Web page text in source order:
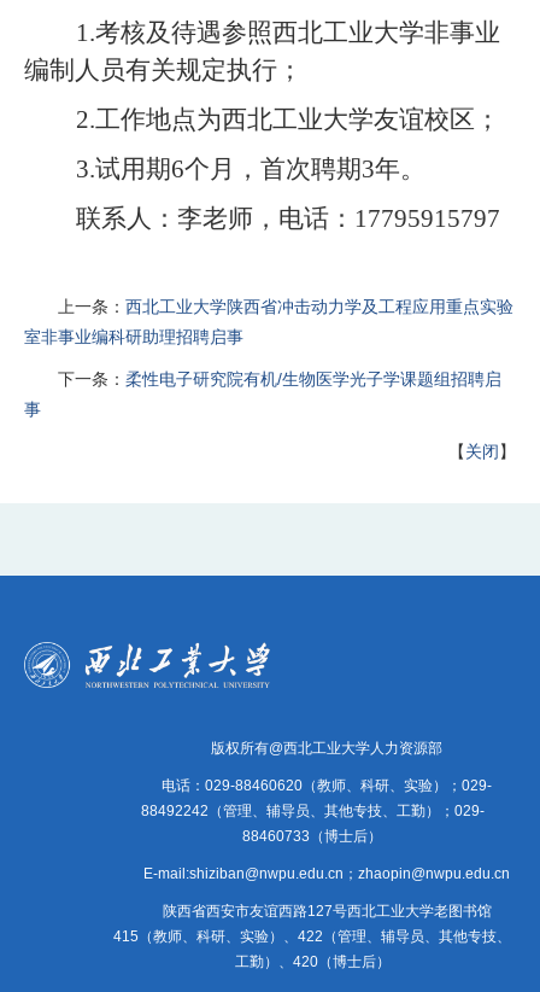
1.考核及待遇参照西北工业大学非事业
编制人员有关规定执行；
2.工作地点为西北工业大学友谊校区；
3.试用期6个月，首次聘期3年。
联系人：李老师，电话： 17795915797
上一条： 西北工业大学陕西省冲击动力学及工程应用重点实验
室非事业编科研助理招聘启事
下一条： 柔性电子研究院有机/生物医学光子学课题组招聘启
事
【关闭】
版权所有@西北工业大学人力资源部
电话：029-88460620（教师、科研、实验）；029-
88492242（管理、辅导员、其他专技、工勤）；029-
88460733（博士后）
E-mail:shiziban@nwpu.edu.cn；zhaopin@nwpu.edu.cn
陕西省西安市友谊西路127号西北工业大学老图书馆
415（教师、科研、实验）、422（管理、辅导员、其他专技、
工勤）、420（博士后）